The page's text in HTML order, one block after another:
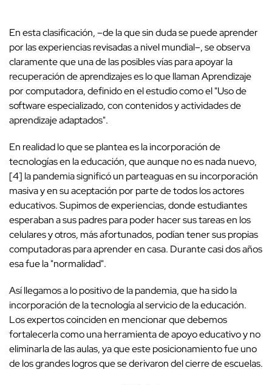
En esta clasificación, –de la que sin duda se puede aprender
por las experiencias revisadas a nivel mundial–, se observa
claramente que una de las posibles vías para apoyar la
recuperación de aprendizajes es lo que llaman Aprendizaje
por computadora, definido en el estudio como el "Uso de
software especializado, con contenidos y actividades de
aprendizaje adaptados".
En realidad lo que se plantea es la incorporación de
tecnologías en la educación, que aunque no es nada nuevo,
[4] la pandemia significó un parteaguas en su incorporación
masiva y en su aceptación por parte de todos los actores
educativos. Supimos de experiencias, donde estudiantes
esperaban a sus padres para poder hacer sus tareas en los
celulares y otros, más afortunados, podían tener sus propias
computadoras para aprender en casa. Durante casi dos años
esa fue la "normalidad".
Así llegamos a lo positivo de la pandemia, que ha sido la
incorporación de la tecnología al servicio de la educación.
Los expertos coinciden en mencionar que debemos
fortalecerla como una herramienta de apoyo educativo y no
eliminarla de las aulas, ya que este posicionamiento fue uno
de los grandes logros que se derivaron del cierre de escuelas.